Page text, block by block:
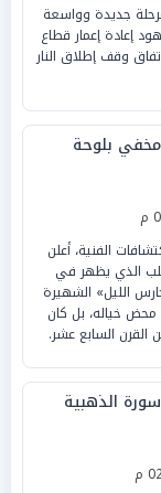
جديدة وواسعة
إعادة إعمار قطاع
وقف إطلاق النار
مخفي بلوحة
الفنية، أعلن
الذي يظهر في
الليل» الشهيرة
محض خياله، بل كان
السابع عشر.
الذهبية